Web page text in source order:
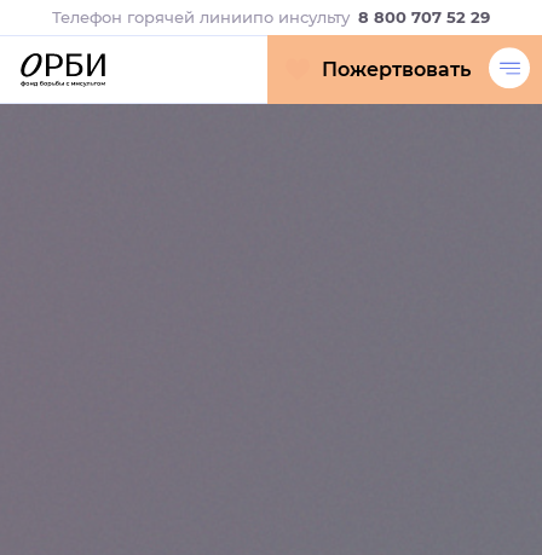
Телефон горячей линиипо инсульту 8 800 707 52 29
Пожертвовать